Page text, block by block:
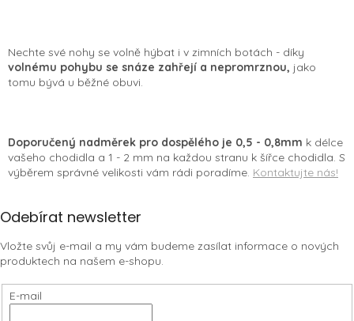
v
k
i
s
u
Nechte své nohy se volně hýbat i v zimních botách - díky
volnému pohybu se snáze zahřejí a nepromrznou, jako
tomu bývá u běžné obuvi.
Doporučený nadměrek pro dospělého je 0,5 - 0,8mm k délce
vašeho chodidla a 1 - 2 mm na každou stranu k šířce chodidla. S
výběrem správné velikosti vám rádi poradíme. Kontaktujte nás!
Z
p
a
t
Odebírat newsletter
Vložte svůj e-mail a my vám budeme zasílat informace o nových
produktech na našem e-shopu.
E-mail